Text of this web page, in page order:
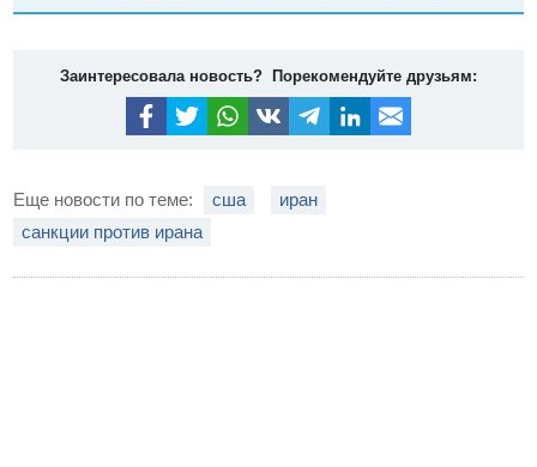
Заинтересовала новость? Порекомендуйте друзьям:
Еще новости по теме: сша
иран
санкции против ирана